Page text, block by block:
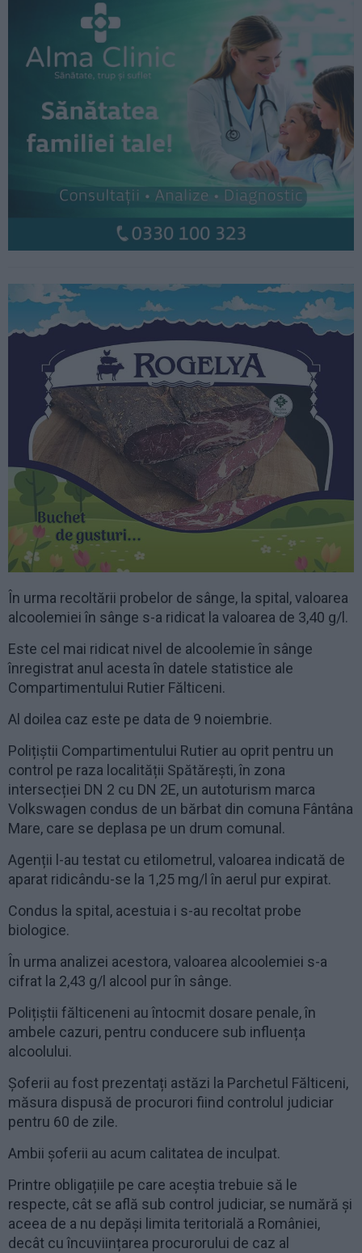
În urma recoltării probelor de sânge, la spital, valoarea
alcoolemiei în sânge s-a ridicat la valoarea de 3,40 g/l.
Este cel mai ridicat nivel de alcoolemie în sânge
înregistrat anul acesta în datele statistice ale
Compartimentului Rutier Fălticeni.
Al doilea caz este pe data de 9 noiembrie.
Polițiștii Compartimentului Rutier au oprit pentru un
control pe raza localității Spătărești, în zona
intersecției DN 2 cu DN 2E, un autoturism marca
Volkswagen condus de un bărbat din comuna Fântâna
Mare, care se deplasa pe un drum comunal.
Agenții l-au testat cu etilometrul, valoarea indicată de
aparat ridicându-se la 1,25 mg/l în aerul pur expirat.
Condus la spital, acestuia i s-au recoltat probe
biologice.
În urma analizei acestora, valoarea alcoolemiei s-a
cifrat la 2,43 g/l alcool pur în sânge.
Polițiștii fălticeneni au întocmit dosare penale, în
ambele cazuri, pentru conducere sub influența
alcoolului.
Șoferii au fost prezentați astăzi la Parchetul Fălticeni,
măsura dispusă de procurori fiind controlul judiciar
pentru 60 de zile.
Ambii șoferii au acum calitatea de inculpat.
Printre obligațiile pe care aceștia trebuie să le
respecte, cât se află sub control judiciar, se numără și
aceea de a nu depăși limita teritorială a României,
decât cu încuviințarea procurorului de caz al